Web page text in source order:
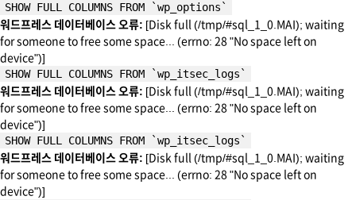
SHOW FULL COLUMNS FROM `wp_options`
워드프레스 데이터베이스 오류: [Disk full (/tmp/#sql_1_0.MAI); waiting
for someone to free some space... (errno: 28 "No space left on
device")]
SHOW FULL COLUMNS FROM `wp_itsec_logs`
워드프레스 데이터베이스 오류: [Disk full (/tmp/#sql_1_0.MAI); waiting
for someone to free some space... (errno: 28 "No space left on
device")]
SHOW FULL COLUMNS FROM `wp_itsec_logs`
워드프레스 데이터베이스 오류: [Disk full (/tmp/#sql_1_0.MAI); waiting
for someone to free some space... (errno: 28 "No space left on
device")]